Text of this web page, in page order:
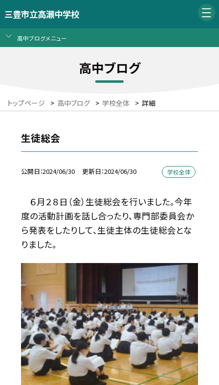
三豊市立高瀬中学校
高中ブログメニュー
高中ブログ
トップページ > 高中ブログ > 学校全体 > 詳細
生徒総会
公開日 2024/06/30 更新日 2024/06/30 学校全体
６月２８日（金）生徒総会を行いました。今年
度の活動計画を話し合ったり、専門部委員会か
ら発表をしたりして、生徒主体の生徒総会とな
りました。